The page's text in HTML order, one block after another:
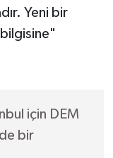
Yeni bir
için DEM
bir